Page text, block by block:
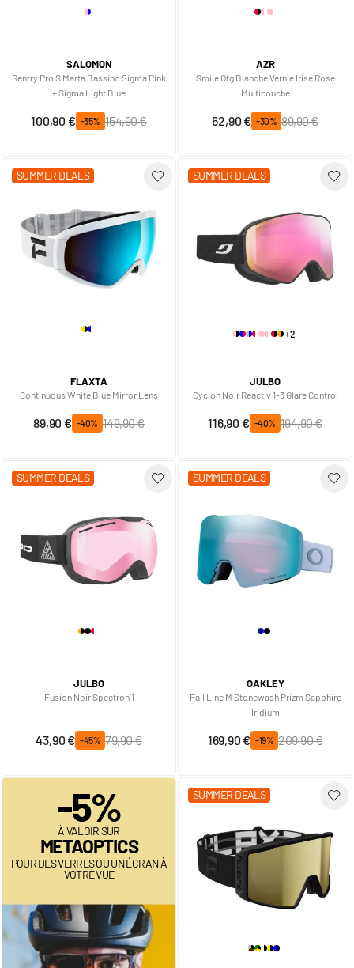
SALOMON
Sentry Pro S Marta Bassino Sigma Pink
+ Sigma Light Blue
Prix spécial
100,90 € -35%
Prix normal
154,90 €
AZR
Smile Otg Blanche Vernie Irisé Rose
Multicouche
Prix spécial
62,90 € -30%
Prix normal
89,90 €
SUMMER DEALS
FLAXTA
Continuous White Blue Mirror Lens
Prix spécial
89,90 € -40%
Prix normal
149,90 €
SUMMER DEALS
+2
JULBO
Cyclon Noir Reactiv 1-3 Glare Control
Prix spécial
116,90 € -40%
Prix normal
194,90 €
SUMMER DEALS
JULBO
Fusion Noir Spectron 1
Prix spécial
43,90 € -45%
Prix normal
79,90 €
SUMMER DEALS
OAKLEY
Fall Line M Stonewash Prizm Sapphire
Iridium
Prix spécial
169,90 € -19%
Prix normal
209,90 €
-5%
À VALOIR SUR
METAOPTICS
POUR DES VERRES OU UN ÉCRAN À
VOTRE VUE
SUMMER DEALS